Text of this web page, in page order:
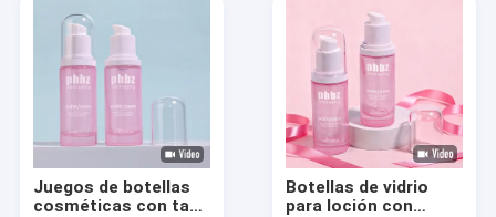
Juegos de botellas
cosméticas con tapa
Botellas de vidrio
para loción con